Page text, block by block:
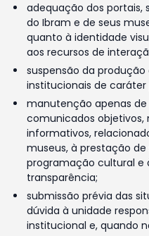
adequação dos portais,
do Ibram e de seus
quanto à identidade
aos recursos de
suspensão da
institucionais de
manutenção apenas de
comunicados objetivos,
informativos,
museus, à prestação de
programação cultural e
transparência;
submissão prévia das
dúvida à unidade
institucional e, quando